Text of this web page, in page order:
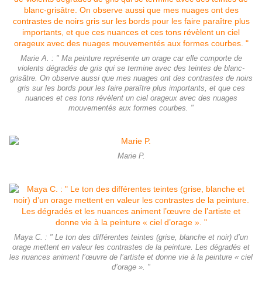
Marie A. : " Ma peinture représente un orage car elle comporte de
violents dégradés de gris qui se termine avec des teintes de blanc-
grisâtre. On observe aussi que mes nuages ont des contrastes de noirs
gris sur les bords pour les faire paraître plus importants, et que ces
nuances et ces tons révèlent un ciel orageux avec des nuages
mouvementés aux formes courbes. "
Marie P.
Maya C. : " Le ton des différentes teintes (grise, blanche et noir) d’un
orage mettent en valeur les contrastes de la peinture. Les dégradés et
les nuances animent l’œuvre de l’artiste et donne vie à la peinture « ciel
d’orage ». "